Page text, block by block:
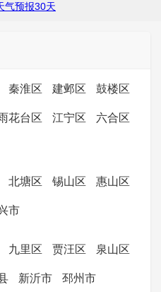
气预报30天
秦淮区 建邺区 鼓楼区
花台区 江宁区 六合区
北塘区 锡山区 惠山区
市
九里区 贾汪区 泉山区
新沂市 邳州市